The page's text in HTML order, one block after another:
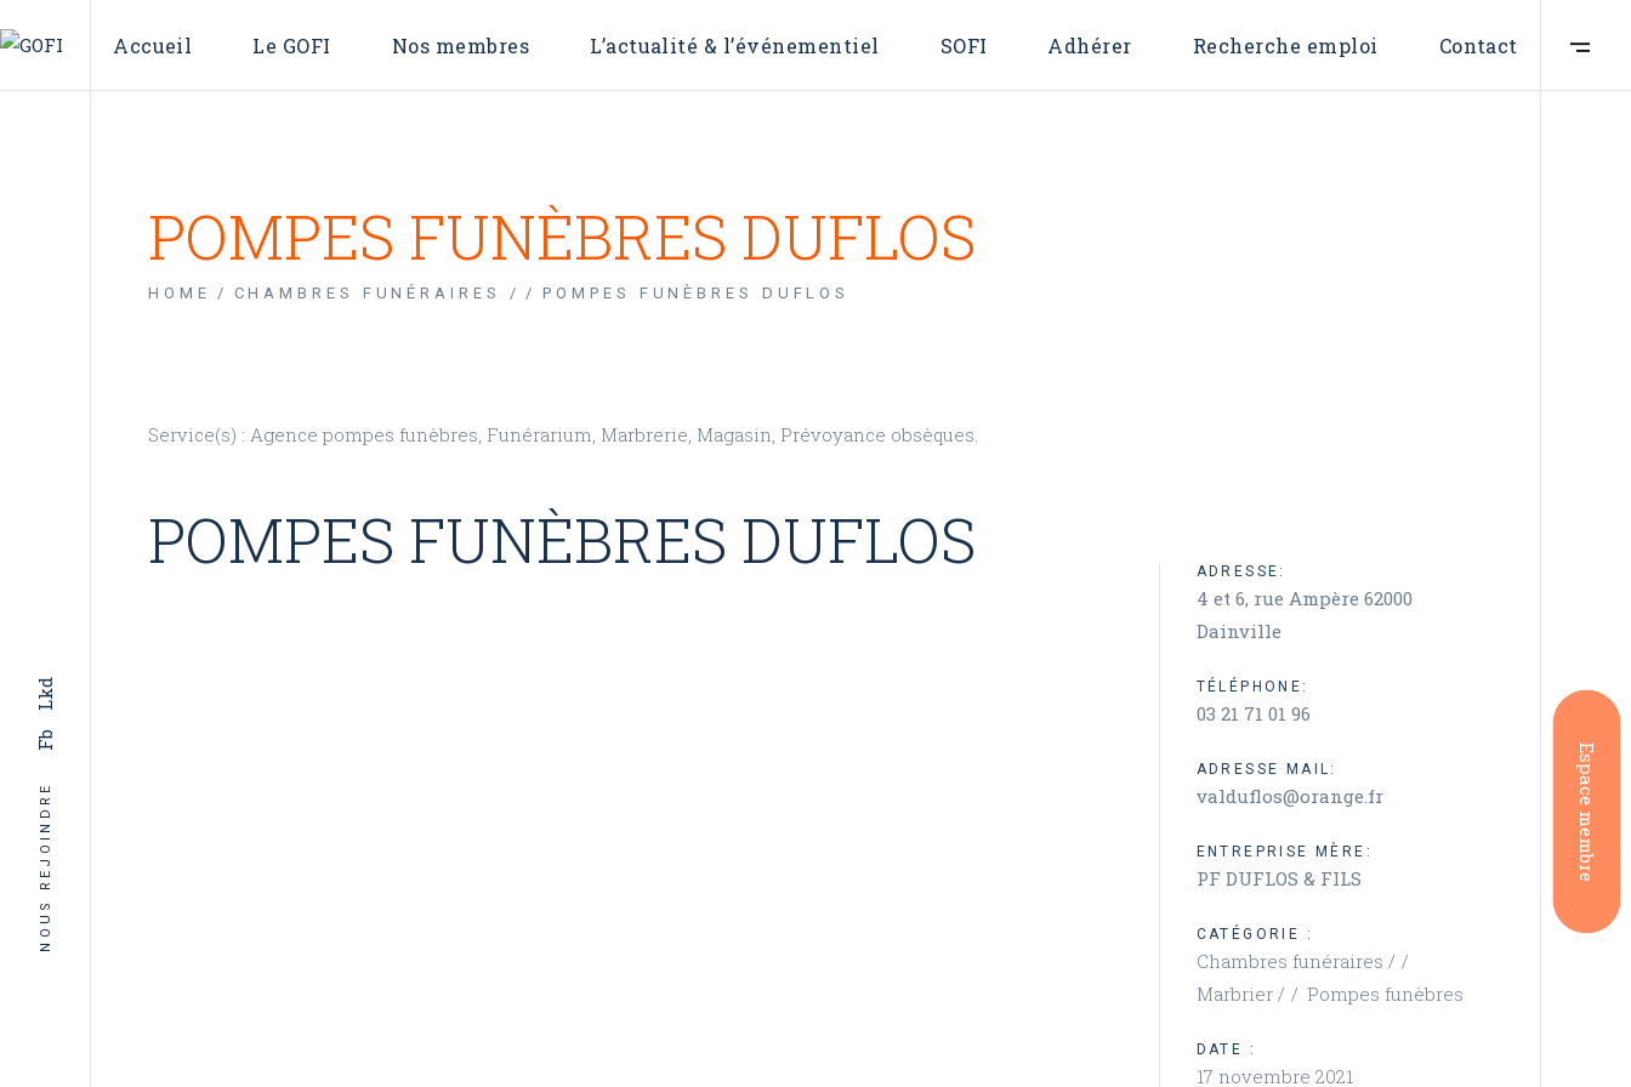
Accueil Le GOFI Nos membres L’actualité & l’événementiel SOFI Adhérer Recherche emploi Contact
Qui sommes-nous ?
Conseil d’administration
L’annuaire
La carte des OFI
Formulaire d’adhésion
Nous contacter
Devenir
POMPES FUNÈBRES DUFLOS
HOME CHAMBRES FUNÉRAIRES / POMPES FUNÈBRES DUFLOS
NOUS REJOINDRE
Fb
Lkd
Espace membre
Service(s) : Agence pompes funèbres, Funérarium, Marbrerie, Magasin, Prévoyance obsèques.
POMPES FUNÈBRES DUFLOS ADRESSE:
4 et 6, rue Ampère 62000
Dainville
TÉLÉPHONE:
03 21 71 01 96
ADRESSE MAIL:
valduflos@orange.fr
ENTREPRISE MÈRE:
PF DUFLOS & FILS
CATÉGORIE :
Chambres funéraires /
Marbrier /
Pompes funèbres
DATE :
17 novembre 2021